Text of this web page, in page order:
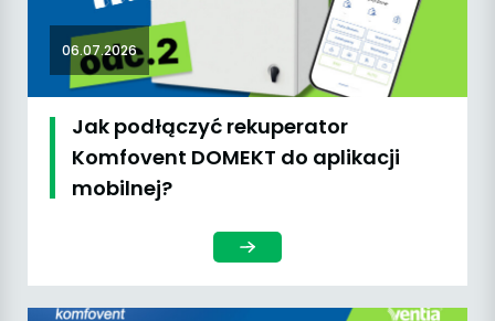
06.07.2026
Jak podłączyć rekuperator
Komfovent DOMEKT do aplikacji
mobilnej?